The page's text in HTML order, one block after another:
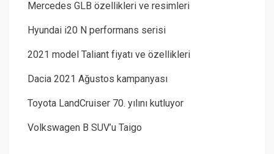
Mercedes GLB özellikleri ve resimleri
Hyundai i20 N performans serisi
2021 model Taliant fiyatı ve özellikleri
Dacia 2021 Ağustos kampanyası
Toyota LandCruiser 70. yılını kutluyor
Volkswagen B SUV’u Taigo